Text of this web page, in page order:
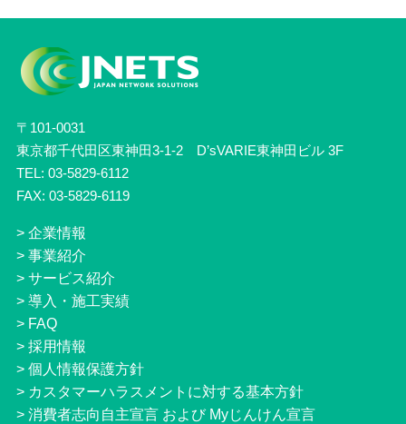
〒101-0031
東京都千代田区東神田3-1-2 D’sVARIE東神田ビル 3F
TEL: 03-5829-6112
FAX: 03-5829-6119
> 企業情報
> 事業紹介
> サービス紹介
> 導入・施工実績
> FAQ
> 採用情報
> 個人情報保護方針
> カスタマーハラスメントに対する基本方針
> 消費者志向自主宣言 および Myじんけん宣言